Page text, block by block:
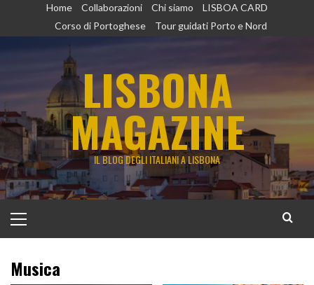
Home Collaborazioni Chi siamo
LISBOA CARD
Corso di Portoghese
Tour guidati Porto e Nord
LISBONA
MAGAZINE
IL BLOG DEGLI ITALIANI A LISBONA
principale
Musica